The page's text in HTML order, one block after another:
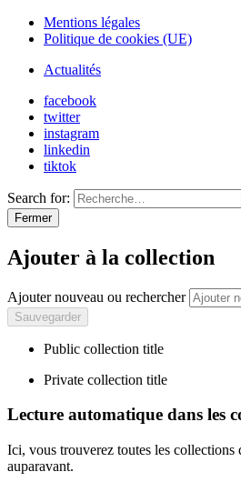
Mentions légales
Politique de cookies (UE)
Actualités
facebook
twitter
instagram
linkedin
tiktok
Search for:
Fermer
Ajouter à la collection
Ajouter nouveau ou rechercher
Public collection title
Private collection title
Lecture automatique dans les
Ici, vous trouverez toutes les collections
auparavant.